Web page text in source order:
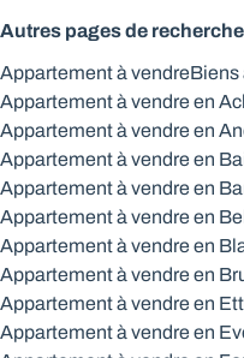
Autres pages de recherche
Appartement à vendreBiens
Appartement à vendre en
Appartement à vendre en
Appartement à vendre en
Appartement à vendre en
Appartement à vendre en
Appartement à vendre en
Appartement à vendre en
Appartement à vendre en
Appartement à vendre en